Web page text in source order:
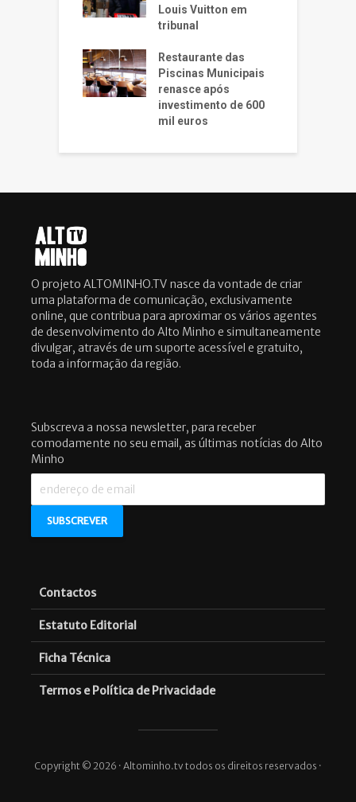
Louis Vuitton em
tribunal
Restaurante das
Piscinas Municipais
renasce após
investimento de 600
mil euros
O projeto ALTOMINHO.TV nasce da vontade de criar
uma plataforma de comunicação, exclusivamente
online, que contribua para aproximar os vários agentes
de desenvolvimento do Alto Minho e simultaneamente
divulgar, através de um suporte acessível e gratuito,
toda a informação da região.
Subscreva a nossa newsletter, para receber
comodamente no seu email, as últimas notícias do Alto
Minho
Contactos
Estatuto Editorial
Ficha Técnica
Termos e Política de Privacidade
Copyright © 2026 · Altominho.tv todos os direitos reservados ·